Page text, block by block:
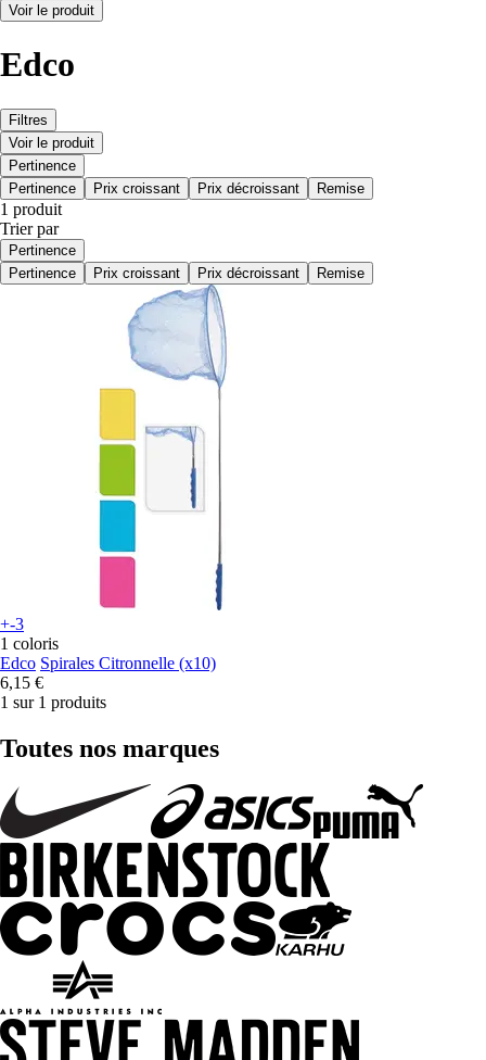
Voir le produit
Edco
Filtres
Voir le produit
Pertinence
Pertinence
Prix croissant Prix décroissant Remise
1 produit
Trier par
Pertinence
Pertinence
Prix croissant Prix décroissant Remise
+-3
1 coloris
Edco Spirales Citronnelle (x10)
6,15 €
1 sur 1 produits
Toutes nos marques